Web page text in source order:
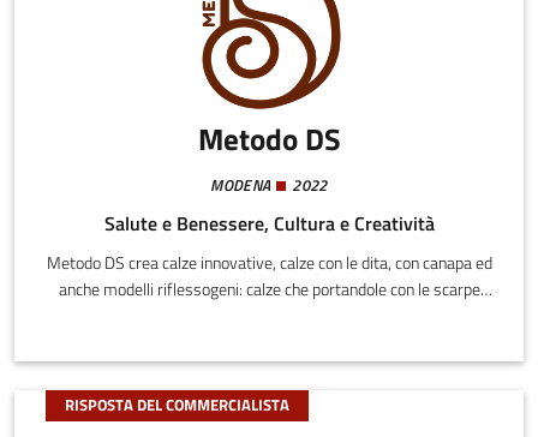
Metodo DS
MODENA 2022
Salute e Benessere, Cultura e Creatività
Metodo DS crea calze innovative, calze con le dita, con canapa ed
anche modelli riflessogeni: calze che portandole con le scarpe
RISPOSTA DEL COMMERCIALISTA